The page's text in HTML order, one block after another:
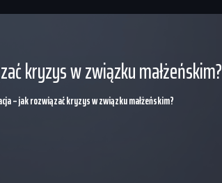
kryzys w związku małżeńskim?
– jak rozwiązać kryzys w związku małżeńskim?